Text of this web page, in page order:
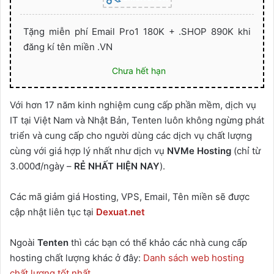
Tặng miễn phí Email Pro1 180K + .SHOP 890K khi
đăng kí tên miền .VN
Chưa hết hạn
Với hơn 17 năm kinh nghiệm cung cấp phần mềm, dịch vụ
IT tại Việt Nam và Nhật Bản, Tenten luôn không ngừng phát
triển và cung cấp cho người dùng các dịch vụ chất lượng
cùng với giá hợp lý nhất như dịch vụ NVMe Hosting (chỉ từ
3.000đ/ngày – RẺ NHẤT HIỆN NAY).
Các mã giảm giá Hosting, VPS, Email, Tên miền sẽ được
cập nhật liên tục tại Dexuat.net
Ngoài Tenten thì các bạn có thể khảo các nhà cung cấp
hosting chất lượng khác ở đây: Danh sách web hosting